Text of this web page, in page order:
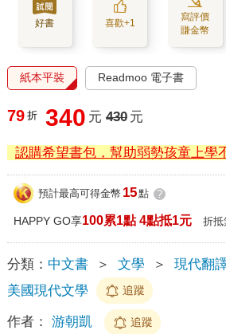
好書 喜歡+1
寫評價
賺金幣
紙本平裝 Readmoo 電子書
79 折 340 元 430 元
認購希望書包，幫助弱勢孩童上學
預計最高可得金幣 15點 ?
HAPPY GO享100累1點 4點抵1元 折抵
分類： 中文書 ＞ 文學 ＞ 現代翻
美國現代文學
追蹤
作者： 游朝凱 追蹤